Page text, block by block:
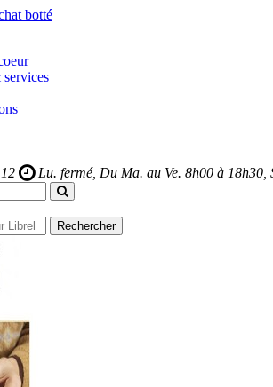
Lu. fermé, Du Ma. au Ve. 8h00 à 18h30,
Rechercher